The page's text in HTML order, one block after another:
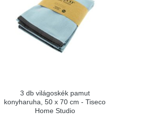
3 db világoskék pamut
konyharuha, 50 x 70 cm - Tiseco
Home Studio